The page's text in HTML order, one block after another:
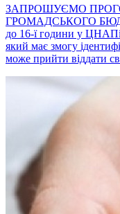
ЗАПРОШУЄМО
ГРОМАДСЬКОГО
до 16-ї години у
який має змогу
може прийти віддати